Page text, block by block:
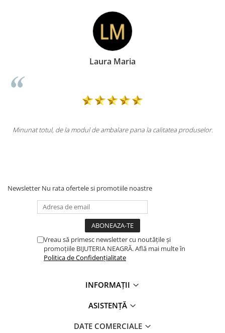
de ambalare pana la calitatea produselor. Totul la superlativ!
Newsletter Nu rata ofertele si promotiile noastre
Vreau să primesc newsletter cu noutățile și
promoțiile BIJUTERIA NEAGRĂ. Află mai multe în
Politica de Confidențialitate
INFORMAȚII
ASISTENȚĂ
DATE COMERCIALE